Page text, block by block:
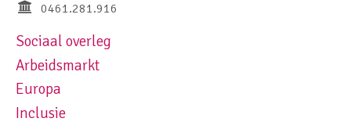
0461.281.916
Footer navigation left
Sociaal overleg
Arbeidsmarkt
Europa
Inclusie